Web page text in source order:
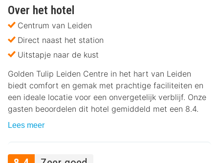
Over het hotel
Centrum van Leiden
Direct naast het station
Uitstapje naar de kust
Golden Tulip Leiden Centre in het hart van Leiden
biedt comfort en gemak met prachtige faciliteiten en
een ideale locatie voor een onvergetelijk verblijf. Onze
gasten beoordelen dit hotel gemiddeld met een 8.4.
Lees meer